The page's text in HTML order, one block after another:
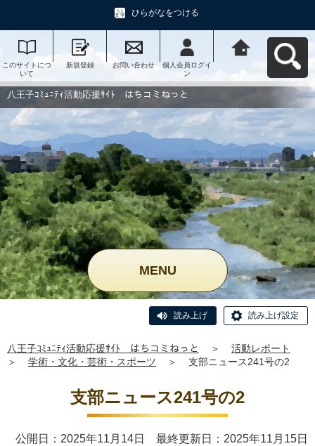
ひらがなをつける
このサイトにつ
いて
新規登録 お問い合わせ
個人会員ログイ
ン
動応援ｻｲﾄ はち
コミねっとへ戻
八王子ｺﾐｭﾆﾃｨ活動応援ｻｲﾄ はちコミねっと
MENU
読み上げ 読み上げ設定
八王子ｺﾐｭﾆﾃｨ活動応援ｻｲﾄ はちコミねっと ＞
活動レポート
＞
学術・文化・芸術・スポーツ ＞ 支部ニュース241号の2
支部ニュース241号の2
公開日：2025年11月14日 最終更新日：2025年11月15日